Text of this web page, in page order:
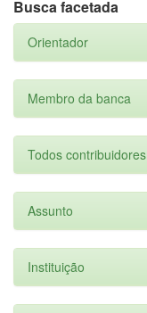
Busca facetada
Orientador
Membro da banca
Todos contribuidores
Assunto
Instituição